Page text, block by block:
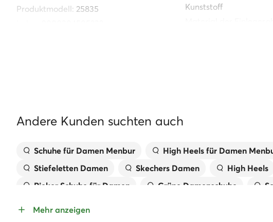
Produktmodell: 25835
Kunststoff
Bei uns findest Du nur Originalware
Andere Kunden suchten auch
Schuhe für Damen Menbur High Heels für Damen
Stiefeletten Damen
Skechers Damen High Heels
Rieker Schuhe für Damen
Grüne Damenschuhe
Mehr anzeigen